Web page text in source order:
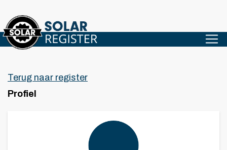
Terug naar register
Profiel